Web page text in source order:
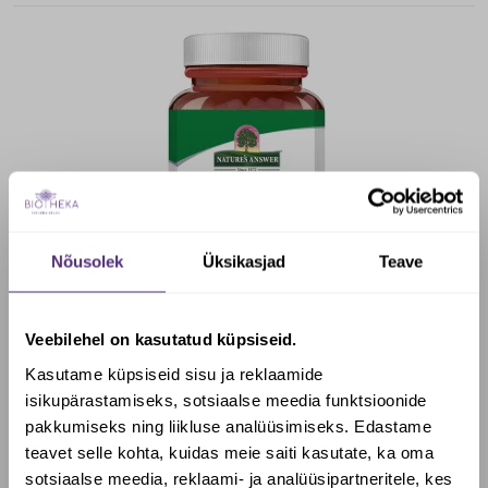
Nõusolek Üksikasjad Teave
Veebilehel on kasutatud küpsiseid.
Kasutame küpsiseid sisu ja reklaamide
isikupärastamiseks, sotsiaalse meedia funktsioonide
pakkumiseks ning liikluse analüüsimiseks. Edastame
teavet selle kohta, kuidas meie saiti kasutate, ka oma
sotsiaalse meedia, reklaami- ja analüüsipartneritele, kes
Aju ja närvisüsteem,Aju tervis,Keskendumine,Stress ja väsimus
tervise toetus
AJUTÖÖ TOETUSE
KOMPLEKS, 90 kapslit.